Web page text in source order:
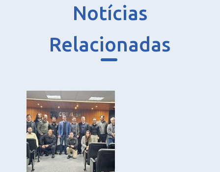
Notícias
Relacionadas